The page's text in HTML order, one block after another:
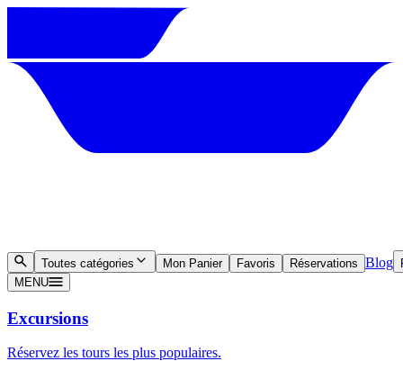
Toutes catégories Mon Panier Favoris Réservations Blog
MENU
Excursions
Réservez les tours les plus populaires.